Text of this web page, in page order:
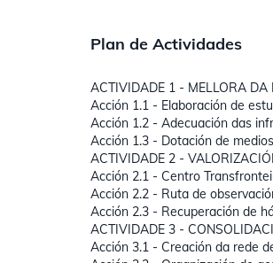
Plan de Actividades
ACTIVIDADE 1 - MELLORA
Acción 1.1 - Elaboración de
Acción 1.2 - Adecuación das
Acción 1.3 - Dotación de
ACTIVIDADE 2 -
Acción 2.1 - Centro
Acción 2.2 - Ruta de
Acción 2.3 - Recuperación de
ACTIVIDADE 3 -
Acción 3.1 - Creación da rede